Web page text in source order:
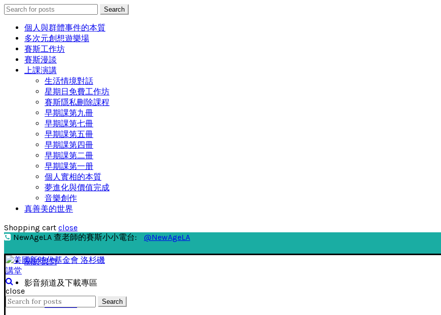
Search
for:
Search
個人與群體事件的本質
多次元創想遊樂場
賽斯工作坊
賽斯漫談
上課演講
生活情境對話
星期日免費工作坊
賽斯隱私刪除課程
早期課第九冊
早期課第七冊
早期課第五冊
早期課第四冊
早期課第二冊
早期課第一册
個人實相的本質
夢進化與價值完成
音樂創作
真善美的世界
Shopping cart close
NewAgeLA 查老師的賽斯小小電台:
@NewAgeLA
關於我們
影音頻道及下載專區
影音下載
close
Search
for:
Search